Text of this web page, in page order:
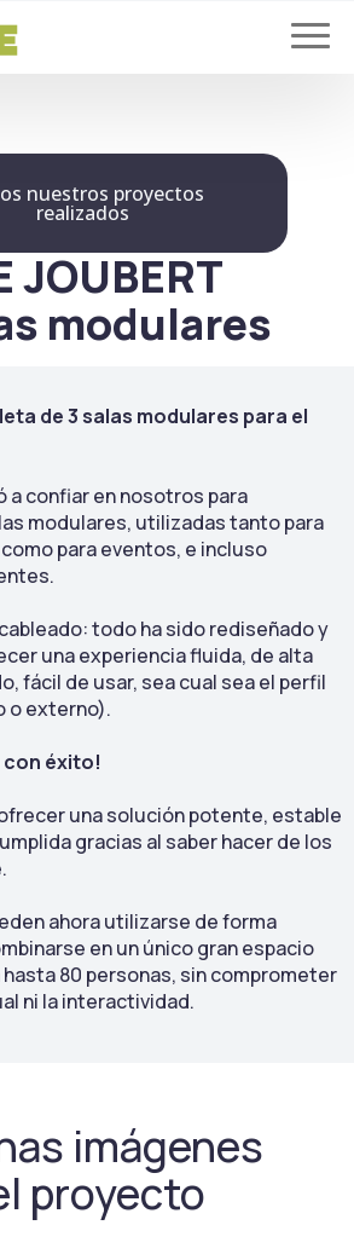
nuestros proyectos
realizados
JOUBERT
modulares
de 3 salas modulares para el
a confiar en nosotros para
modulares, utilizadas tanto para
para eventos, e incluso
todo ha sido rediseñado y
una experiencia fluida, de alta
fácil de usar, sea cual sea el perfil
o externo).
con éxito!
una solución potente, estable
gracias al saber hacer de los
ahora utilizarse de forma
en un único gran espacio
80 personas, sin comprometer
ni la interactividad.
imágenes
proyecto